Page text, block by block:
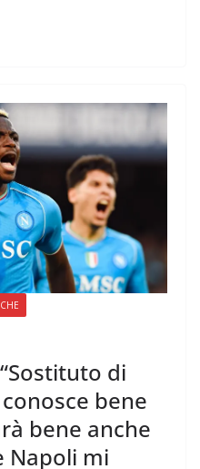
di
bene
bene anche
Napoli mi